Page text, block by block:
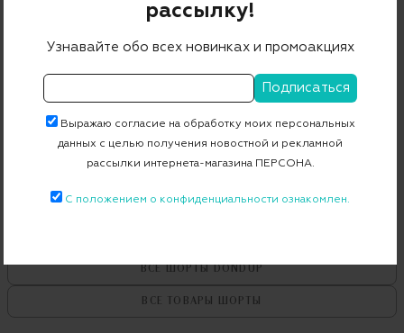
Италия
Бесплатная примерка в пункте выдачи
Примерка при доставке торговым представителем
ВСЕ ШОРТЫ DONDUP
ВСЕ ТОВАРЫ ШОРТЫ
рассылку!
Узнавайте обо всех новинках и промоакциях
Выражаю согласие на обработку моих персональных
данных с целью получения новостной и рекламной
рассылки интернета-магазина ПЕРСОНА.
С положением о конфиденциальности ознакомлен.